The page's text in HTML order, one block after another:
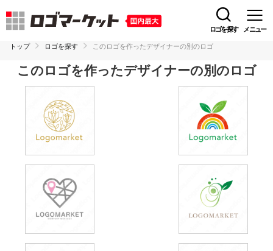
ロゴを探す メニュー
トップ ロゴを探す このロゴを作ったデザイナーの別のロゴ
このロゴを作ったデザイナーの別のロゴ